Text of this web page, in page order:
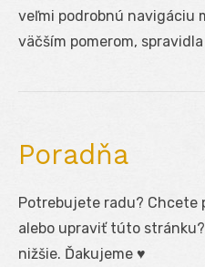
veľmi podrobnú navigáciu
väčším pomerom,
Poradňa
Potrebujete radu? Chcete
alebo upraviť túto
nižšie. Ďakujeme ♥